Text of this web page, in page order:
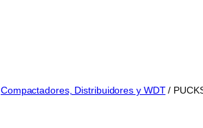
Compactadores, Distribuidores y WDT/